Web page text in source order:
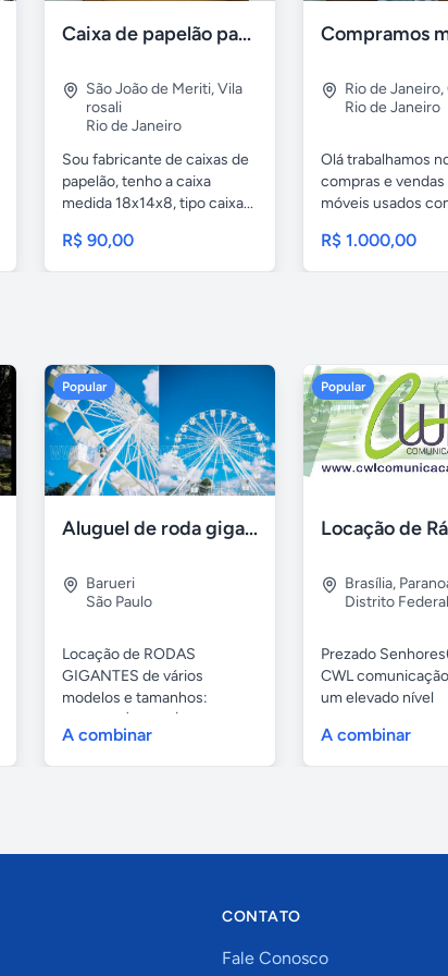
Caixa de papelão para sedex
São João de Meriti,Vila
rosali
Rio de Janeiro
Sou fabricante de caixas de
papelão, tenho a caixa
medida 18x14x8, tipo caixa...
R$ 90,00
Rio de Janeiro,
Rio de Janeiro
Olá trabalhamos
compras e vendas
móveis usados
R$ 1.000,00
Popular
Aluguel de roda gigante
Barueri
São Paulo
Locação de RODAS
GIGANTES de vários
modelos e tamanhos:
4,80mts (infantil), 6,...
A combinar
Popular
Brasília,
Distrito Federal
Prezado
CWL
um elevado nível
A combinar
CONTATO
Fale Conosco